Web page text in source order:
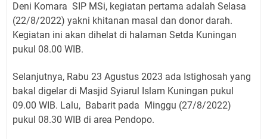
Deni Komara SIP MSi, kegiatan pertama adalah Selasa
(22/8/2022) yakni khitanan masal dan donor darah.
Kegiatan ini akan dihelat di halaman Setda Kuningan
pukul 08.00 WIB.
Selanjutnya, Rabu 23 Agustus 2023 ada Istighosah yang
bakal digelar di Masjid Syiarul Islam Kuningan pukul
09.00 WIB. Lalu, Babarit pada Minggu (27/8/2022)
pukul 08.30 WIB di area Pendopo.